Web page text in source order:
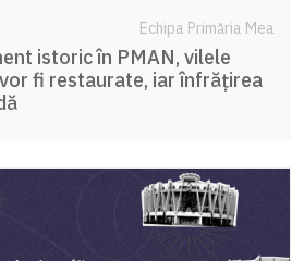
Echipa Primăria Mea
istoric în PMAN, vilele
fi restaurate, iar înfrățirea